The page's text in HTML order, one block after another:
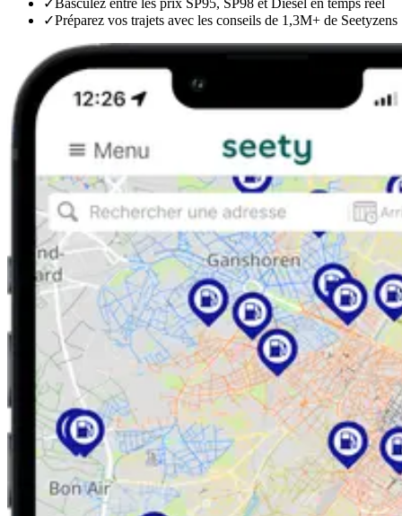
✓Basculez entre les prix SP95, SP98 et Diesel en temps réel
✓Préparez vos trajets avec les conseils de 1,3M+ de Seetyzens